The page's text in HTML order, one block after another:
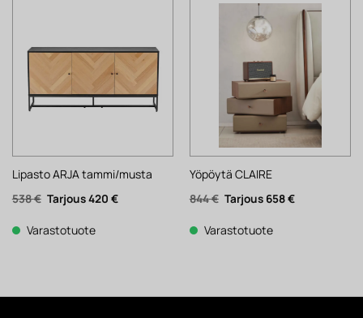
Lipasto ARJA tammi/musta
538€ Alkuperäinen
hinta
538 €.
420 €Nykyinen
Varastotuote
Yöpöytä CLAIRE
844€ Alkuperäinen
hinta
844 €.
658€Nykyinen
Varastotuote